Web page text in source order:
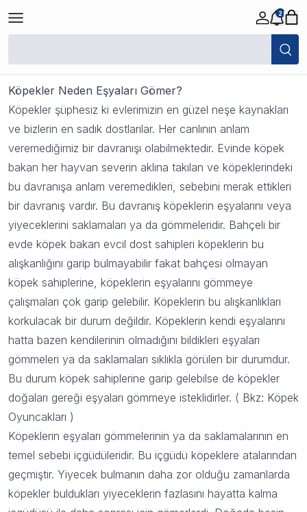
2
18 Eylül 2023 11:12
Köpekler Neden Eşyaları Gömer?
Köpekler şüphesiz ki evlerimizin en güzel neşe kaynakları
ve bizlerin en sadık dostlarılar. Her canlının anlam
veremediğimiz bir davranışı olabilmektedir. Evinde köpek
bakan her hayvan severin aklına takılan ve köpeklerindeki
bu davranışa anlam veremedikleri, sebebini merak ettikleri
bir davranış vardır. Bu davranış köpeklerin eşyalarını veya
yiyeceklerini saklamaları ya da gömmeleridir. Bahçeli bir
evde köpek bakan evcil dost sahipleri köpeklerin bu
alışkanlığını garip bulmayabilir fakat bahçesi olmayan
köpek sahiplerine, köpeklerin eşyalarını gömmeye
çalışmaları çok garip gelebilir. Köpeklerin bu alışkanlıkları
korkulacak bir durum değildir. Köpeklerin kendi eşyalarını
hatta bazen kendilerinin olmadığını bildikleri eşyaları
gömmeleri ya da saklamaları sıklıkla görülen bir durumdur.
Bu durum köpek sahiplerine garip gelebilse de köpekler
doğaları gereği eşyaları gömmeye isteklidirler. ( Bkz: Köpek
Oyuncakları )
Köpeklerin eşyaları gömmelerinin ya da saklamalarının en
temel sebebi içgüdüleridir. Bu içgüdü köpeklere atalarından
geçmiştir. Yiyecek bulmanın daha zor olduğu zamanlarda
köpekler buldukları yiyeceklerin fazlasını hayatta kalma